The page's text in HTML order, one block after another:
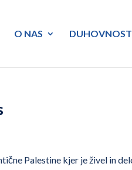
O NAS DUHOVNOST
Palestine kjer je živel in